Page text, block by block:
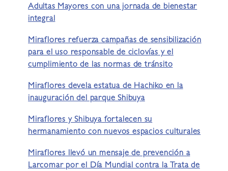
Adultas Mayores con una jornada de bienestar
integral
Miraflores refuerza campañas de sensibilización
para el uso responsable de ciclovías y el
cumplimiento de las normas de tránsito
Miraflores devela estatua de Hachiko en la
inauguración del parque Shibuya
Miraflores y Shibuya fortalecen su
hermanamiento con nuevos espacios culturales
Miraflores llevó un mensaje de prevención a
Larcomar por el Día Mundial contra la Trata de